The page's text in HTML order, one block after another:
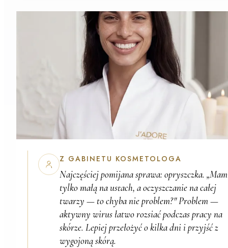
Z GABINETU KOSMETOLOGA
Najczęściej pomijana sprawa:opryszczka. „Mam
tylko małą na ustach, a oczyszczanie na całej
twarzy — to chyba nie problem?" Problem —
aktywny wirus łatwo rozsiać podczas pracy na
skórze. Lepiej przełożyć o kilka dni i przyjść z
wygojoną skórą.